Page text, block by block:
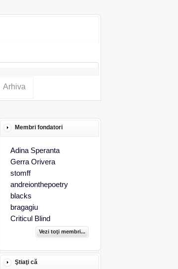
Arhiva
Membri fondatori
Adina Speranta
Gerra Orivera
stomff
andreionthepoetry
blacks
bragagiu
Criticul Blind
Vezi toţi membri...
Ştiaţi că